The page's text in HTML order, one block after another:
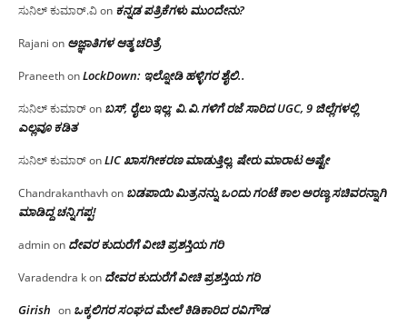
ಸುನಿಲ್ ಕುಮಾರ್.ವಿon ಕನ್ನಡ ಪತ್ರಿಕೆಗಳು ಮುಂದೇನು?
Rajani on ಅಜ್ಞಾತಿಗಳ ಆತ್ಮ ಚರಿತ್ರೆ
PraneethonLockDown: ಇಲ್ನೋಡಿ ಹಳ್ಳಿಗರ ಶೈಲಿ..
ಸುನಿಲ್ ಕುಮಾರ್on ಬಸ್, ರೈಲು ಇಲ್ಲ; ವಿ.ವಿ.ಗಳಿಗೆ ರಜೆ ಸಾರಿದ UGC, 9 ಜಿಲ್ಲೆಗಳಲ್ಲಿ
ಎಲ್ಲವೂ ಕಡಿತ
ಸುನಿಲ್ ಕುಮಾರ್onLIC ಖಾಸಗೀಕರಣ ಮಾಡುತ್ತಿಲ್ಲ, ಷೇರು ಮಾರಾಟ ಅಷ್ಟೇ
Chandrakanthavhon ಬಡಪಾಯಿ ಮಿತ್ರನನ್ನು ಒಂದು ಗಂಟೆ ಕಾಲ ಅರಣ್ಯ ಸಚಿವರನ್ನಾಗಿ
ಮಾಡಿದ್ದ ಚನ್ನಿಗಪ್ಪ!
adminon ದೇವರ ಕುದುರೆಗೆ ವೀಚಿ ಪ್ರಶಸ್ತಿಯ ಗರಿ
Varadendra kon ದೇವರ ಕುದುರೆಗೆ ವೀಚಿ ಪ್ರಶಸ್ತಿಯ ಗರಿ
Girish on ಒಕ್ಕಲಿಗರ ಸಂಘದ ಮೇಲೆ ಕಿಡಿಕಾರಿದ ರವಿಗೌಡ